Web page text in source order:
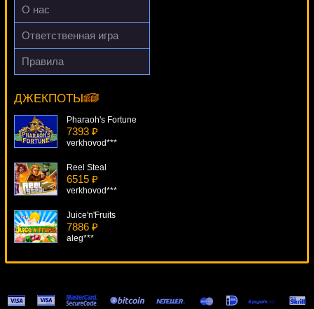
Egoistik***
О нас
Ответственная игра
Правила
ДЖЕКПОТЫ
Spring Break
tank***
Pharaoh's Fortune
7393 ₽
verkhovod***
Reel Steal
6515 ₽
verkhovod***
Juice'n'Fruits
7886 ₽
aleg***
Rex